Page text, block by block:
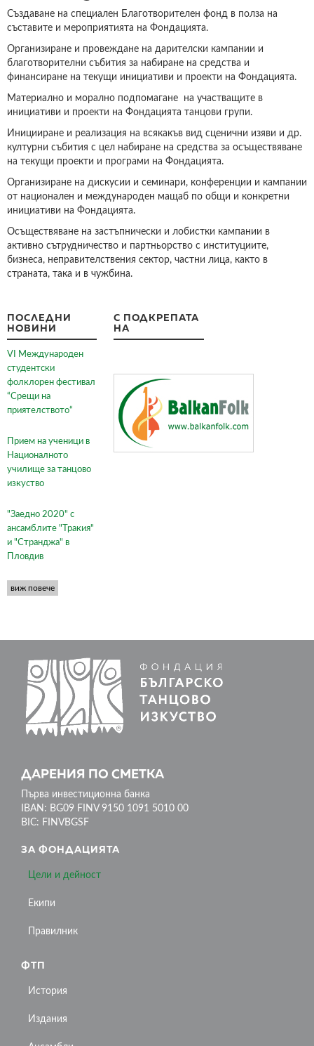
Създаване на специален Благотворителен фонд в полза на
съставите и мероприятията на Фондацията.
Организиране и провеждане на дарителски кампании и
благотворителни събития за набиране на средства и
финансиране на текущи инициативи и проекти на Фондацията.
Материално и морално подпомагане на участващите в
инициативи и проекти на Фондацията танцови групи.
Иницииране и реализация на всякакъв вид сценични изяви и др.
културни събития с цел набиране на средства за осъществяване
на текущи проекти и програми на Фондацията.
Организиране на дискусии и семинари, конференции и кампании
от национален и международен мащаб по общи и конкретни
инициативи на Фондацията.
Осъществяване на застъпнически и лобистки кампании в
активно сътрудничество и партньорство с институциите,
бизнеса, неправителствения сектор, частни лица, както в
страната, така и в чужбина.
ПОСЛЕДНИ
НОВИНИ
VI Международен
студентски
фолклорен фестивал
“Срещи на
приятелството“
Прием на ученици в
Националното
училище за танцово
изкуство
"Заедно 2020" с
ансамблите "Тракия"
и "Странджа" в
Пловдив
виж повече
С ПОДКРЕПАТА
НА
ДАРЕНИЯ ПО СМЕТКА
Първа инвестиционна банка
IBAN: BG09 FINV 9150 1091 5010 00
BIC: FINVBGSF
ЗА ФОНДАЦИЯТА
Цели и дейност
Екипи
Правилник
ФТП
История
Издания